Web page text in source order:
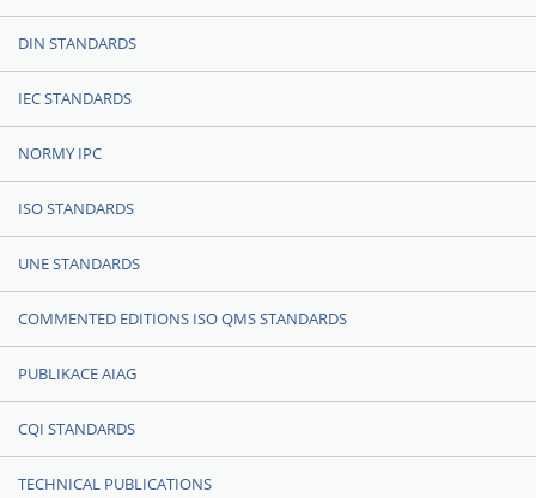
DIN STANDARDS
IEC STANDARDS
NORMY IPC
ISO STANDARDS
UNE STANDARDS
COMMENTED EDITIONS ISO QMS STANDARDS
PUBLIKACE AIAG
CQI STANDARDS
TECHNICAL PUBLICATIONS